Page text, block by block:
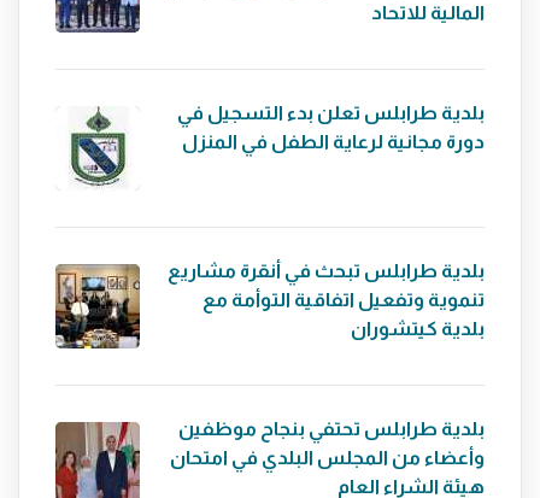
المالية للاتحاد
بلدية طرابلس تعلن بدء التسجيل في
دورة مجانية لرعاية الطفل في المنزل
بلدية طرابلس تبحث في أنقرة مشاريع
تنموية وتفعيل اتفاقية التوأمة مع
بلدية كيتشوران
بلدية طرابلس تحتفي بنجاح موظفين
وأعضاء من المجلس البلدي في امتحان
هيئة الشراء العام